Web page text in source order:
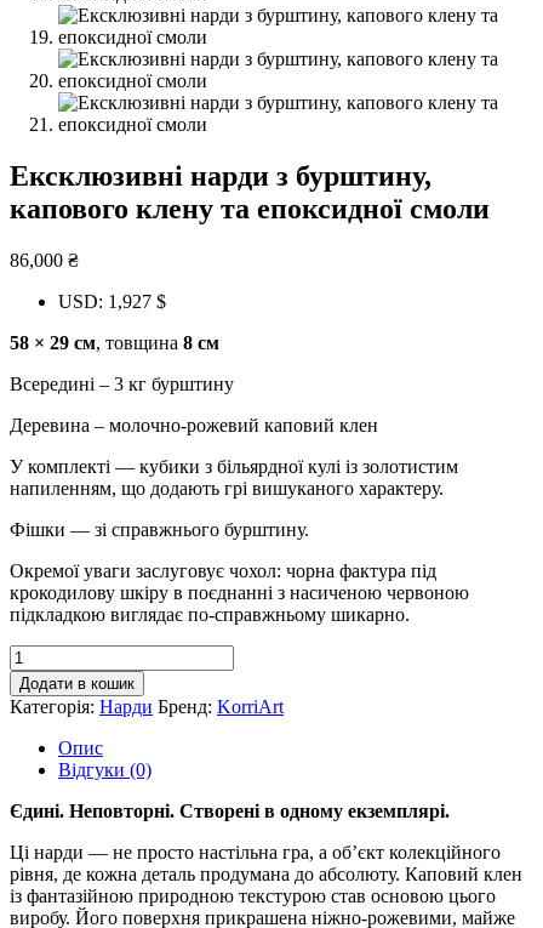
Ексклюзивні нарди з бурштину,
капового клену та епоксидної смоли
86,000 ₴
USD: 1,927 $
58 × 29 см, товщина 8 см
Всередині – 3 кг бурштину
Деревина – молочно-рожевий каповий клен
У комплекті — кубики з більярдної кулі із золотистим
напиленням, що додають грі вишуканого характеру.
Фішки — зі справжнього бурштину.
Окремої уваги заслуговує чохол: чорна фактура під
крокодилову шкіру в поєднанні з насиченою червоною
підкладкою виглядає по-справжньому шикарно.
Ексклюзивні
нарди
з
бурштину,
капового
клену
епоксидної
кількість
Додати в кошик
Категорія: Нарди Бренд: KorriArt
Опис
Відгуки (0)
Єдині. Неповторні. Створені в одному екземплярі.
Ці нарди — не просто настільна гра, а об’єкт колекційного
рівня, де кожна деталь продумана до абсолюту. Каповий клен
із фантазійною природною текстурою став основою цього
виробу. Його поверхня прикрашена ніжно-рожевими, майже